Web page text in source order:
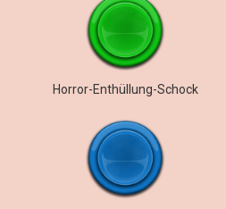
Horror-Enthüllung-Schock